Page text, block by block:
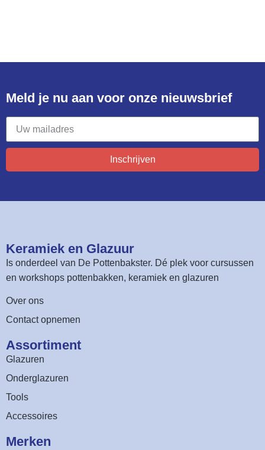
Meld je nu aan voor onze nieuwsbrief​
Inschrijven
Keramiek en Glazuur​
Is onderdeel van De Pottenbakster. Dé plek voor cursussen
en workshops pottenbakken, keramiek en glazuren
Over ons
Contact opnemen
Assortiment​
Glazuren
Onderglazuren
Tools
Accessoires
Merken